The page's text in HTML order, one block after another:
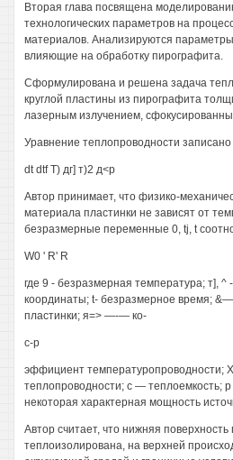
Вторая глава посвящена
технологических параметров на
материалов. Анализируются
влияющие на обработку пирографита.
Сформулирована и решена задача
круглой пластины из пирографита
лазерным излучением,
Уравнение теплопроводности записано
dt dtf Т) дг] т)2 д<р
Автор принимает, что физико-
материала пластинки не зависят от
безразмерные переменные 0, tj, t
W0 ' R' R
где 9 - безразмерная температура; т], ^
координаты; t- безразмерное время;
пластинки; я=> —-— ко-
с-р
эффициент температуропроводности;
теплопроводности; с — теплоемкость;
некоторая характерная мощность
Автор считает, что нижняя поверхность
теплоизолирована, на верхней